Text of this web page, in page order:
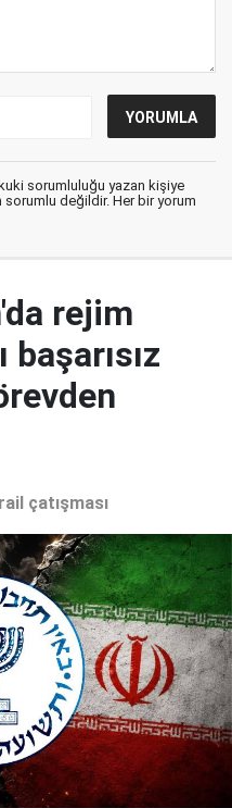
sorumluluğu yazan kişiye
sorumlu değildir. Her bir yorum
rejim
çatışması